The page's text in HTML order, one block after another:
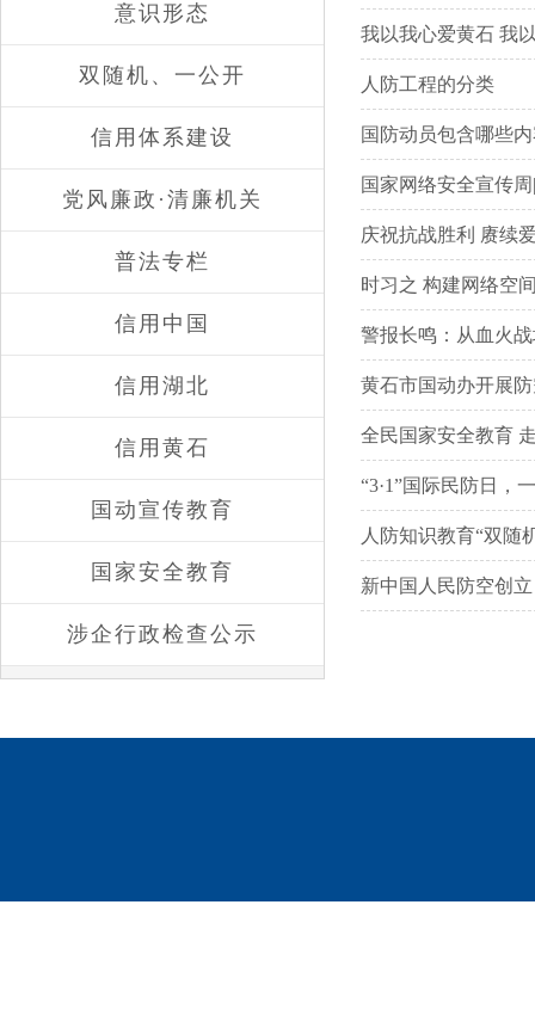
意识形态
双随机、一公开
信用体系建设
党风廉政·清廉机关
普法专栏
信用中国
信用湖北
信用黄石
国动宣传教育
国家安全教育
涉企行政检查公示
我以我心爱黄石 我
人防工程的分类
国防动员包含哪些
国家网络安全宣传
庆祝抗战胜利 赓续
时习之 构建网络空
警报长鸣：从血火
黄石市国动办开展
全民国家安全教育
“3·1”国际民防日，
人防知识教育“双随
新中国人民防空创